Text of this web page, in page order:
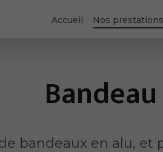
Accueil Nos prestations
bandeaux en alu,